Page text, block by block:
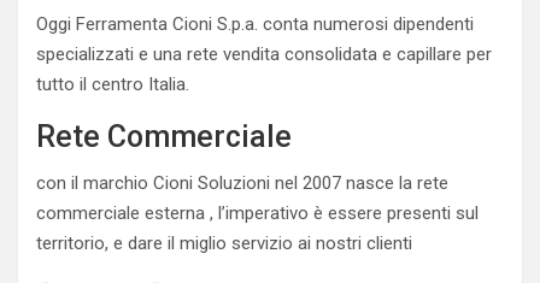
Oggi Ferramenta Cioni S.p.a. conta numerosi dipendenti
specializzati e una rete vendita consolidata e capillare per
tutto il centro Italia.
Rete Commerciale
con il marchio Cioni Soluzioni nel 2007 nasce la rete
commerciale esterna , l’imperativo è essere presenti sul
territorio, e dare il miglio servizio ai nostri clienti